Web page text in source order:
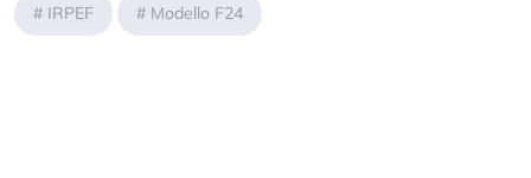
# IRPEF # Modello F24